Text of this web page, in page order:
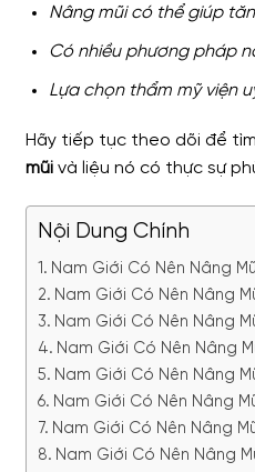
Nâng mũi có thể giúp
Có nhiều phương pháp
Lựa chọn thẩm mỹ viện
Hãy tiếp tục theo dõi để
mũi và liệu nó có thực sự
Nội Dung Chính
Nam Giới Có Nên Nâng
Nam Giới Có Nên Nâng
Nam Giới Có Nên Nâng
Nam Giới Có Nên Nâng
Nam Giới Có Nên Nâng
Nam Giới Có Nên Nâng
Nam Giới Có Nên Nâng
Nam Giới Có Nên Nâng